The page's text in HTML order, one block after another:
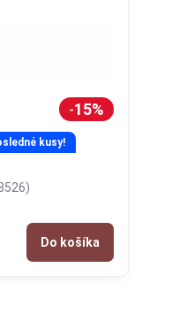
15%
kusy!
Do košíka